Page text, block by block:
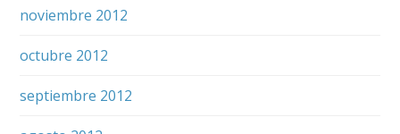
noviembre 2012
octubre 2012
septiembre 2012